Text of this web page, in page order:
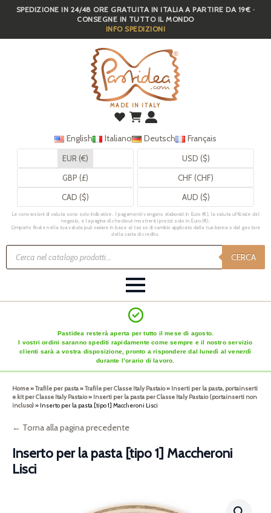
SkipSPEDIZIONE IN 24/48 ORE GRATUITA IN ITALIA A PARTIRE DA 19€ ·
CONSEGNE IN TUTTO IL MONDO
INFO SPEDIZIONI
MADE IN ITALY
English Italiano Deutsch Français
EUR (€)
USD ($)
GBP (£)
CHF (CHF)
CAD ($)
AUD ($)
Le conversioni di valuta sono solo indicative. I pagamenti vengono elaborati in Euro (€), la valuta ufficiale del
negozio, e la pagina di checkout mostrerà i prezzi solo in Euro (€).
L’importo finale nella tua valuta può variare in base al tasso di cambio applicato dalla tua banca o dal gestore
della carta di credito.
Ricerca
prodotti CERCA
Pastidea resterà aperta per tutto il mese di agosto.
I vostri ordini saranno spediti rapidamente come sempre e il nostro servizio
clienti sarà a vostra disposizione, pronto a rispondere dal lunedì al venerdì
durante l’orario di lavoro.
Home»Trafile per pasta»Trafile per Classe Italy Pastaio» Inserti per la pasta, portainserti
e kit per Classe Italy Pastaio» Inserti per la pasta per Classe Italy Pastaio (portainserti non
incluso)» Inserto per la pasta [tipo 1] Maccheroni Lisci
← Torna alla pagina precedente
Inserto per la pasta [tipo 1] Maccheroni
Lisci